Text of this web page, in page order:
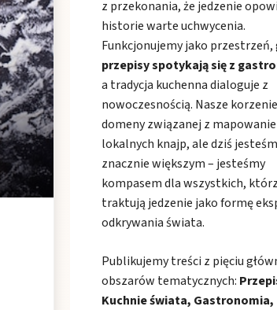
z przekonania, że jedzenie
historie warte uchwycenia.
Funkcjonujemy jako przestrzeń,
przepisy spotykają się z
a tradycja kuchenna dialoguje z
nowoczesnością. Nasze
domeny związanej z
lokalnych knajp, ale dziś
znacznie większym – jesteśmy
kompasem dla wszystkich,
traktują jedzenie jako formę
odkrywania świata.
Publikujemy treści z pięciu
obszarów tematycznych:
Kuchnie świata, Gastronomia,